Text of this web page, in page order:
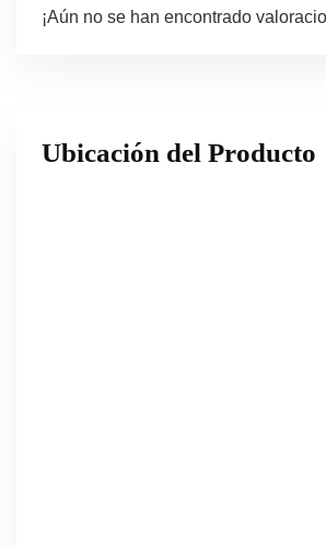
¡Aún no se han encontrado
Ubicación del Producto